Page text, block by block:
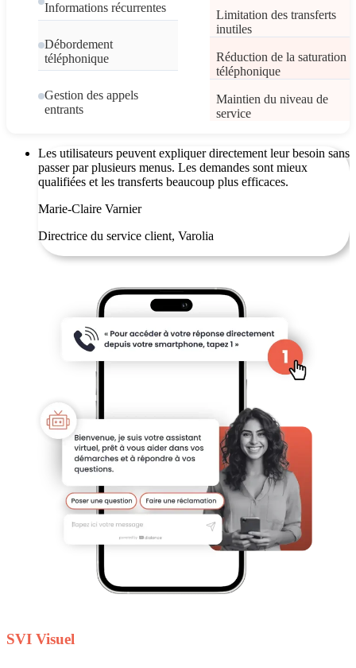
Informations récurrentes
Débordement
téléphonique
Gestion des appels
entrants
Limitation des transferts
inutiles
Réduction de la saturation
téléphonique
Maintien du niveau de
service
Les utilisateurs peuvent expliquer directement leur besoin sans
passer par plusieurs menus. Les demandes sont mieux
qualifiées et les transferts beaucoup plus efficaces.
Marie-Claire Varnier
Directrice du service client, Varolia
SVI Visuel